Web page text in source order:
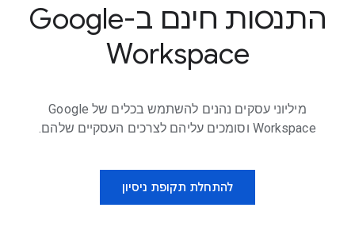
התנסות חינם ב-Google
Workspace
מיליוני עסקים נהנים להשתמש בכלים של Google
Workspace וסומכים עליהם לצרכים העסקיים שלהם.
להתחלת תקופת ניסיון